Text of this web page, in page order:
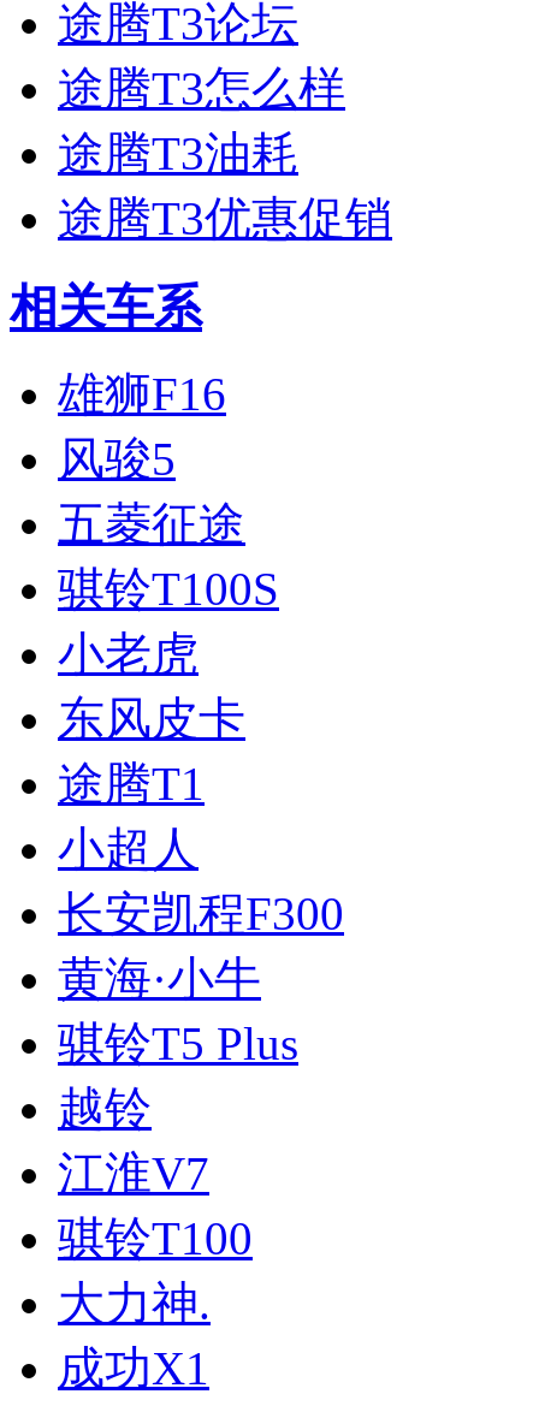
途腾T3论坛
途腾T3怎么样
途腾T3油耗
途腾T3优惠促销
相关车系
雄狮F16
风骏5
五菱征途
骐铃T100S
小老虎
东风皮卡
途腾T1
小超人
长安凯程F300
黄海·小牛
骐铃T5 Plus
越铃
江淮V7
骐铃T100
大力神.
成功X1